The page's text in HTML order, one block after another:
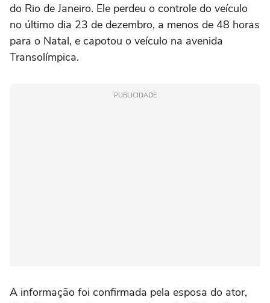
do Rio de Janeiro. Ele perdeu o controle do veículo
no último dia 23 de dezembro, a menos de 48 horas
para o Natal, e capotou o veículo na avenida
Transolímpica.
PUBLICIDADE
A informação foi confirmada pela esposa do ator,